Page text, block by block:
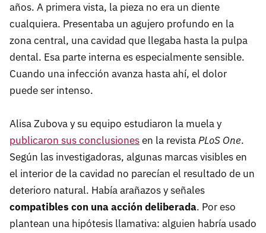
años. A primera vista, la pieza no era un diente
cualquiera. Presentaba un agujero profundo en la
zona central, una cavidad que llegaba hasta la pulpa
dental. Esa parte interna es especialmente sensible.
Cuando una infección avanza hasta ahí, el dolor
puede ser intenso.
Alisa Zubova y su equipo estudiaron la muela y
publicaron sus conclusionesen la revistaPLoS One.
Según las investigadoras, algunas marcas visibles en
el interior de la cavidad no parecían el resultado de un
deterioro natural. Había arañazos y señales
compatibles con una acción deliberada. Por eso
plantean una hipótesis llamativa: alguien habría usado